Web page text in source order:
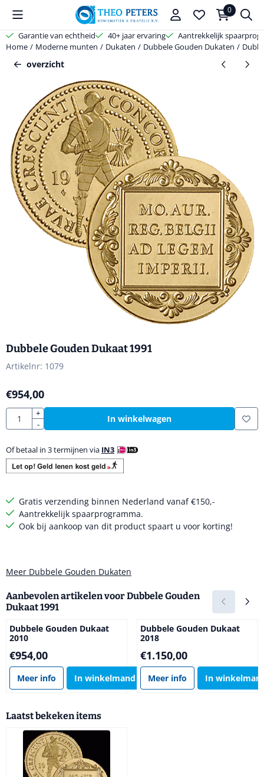
Cookievoorkeuren zijn beschikbaar. Kies instellingen of sta alle
0
Garantie van echtheid 40+ jaar ervaring
Aantrekkelijk
Home / Moderne munten / Dukaten / Dubbele Gouden Dukaten /
overzicht
Dubbele Gouden Dukaat 1991
Artikelnr: 1079
€954,00
Aantal
+
-
In winkelwagen
Of betaal in 3 termijnen via IN3
Gratis verzending binnen Nederland vanaf €150,-
Aantrekkelijk spaarprogramma.
Ook bij aankoop van dit product spaart u voor korting!
Meer Dubbele Gouden Dukaten
Aanbevolen artikelen voorDubbele Gouden
Dukaat 1991
Dubbele Gouden Dukaat
2010
Prijs: 954,00
€954,00
Meer info In winkelmand
Dubbele Gouden Dukaat
2018
Prijs: 1 150,00
€1.150,00
Meer info In
Laatst bekeken items